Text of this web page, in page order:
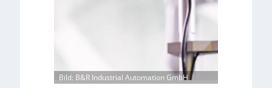
n
g
Bild: B&R Industrial Automation GmbH